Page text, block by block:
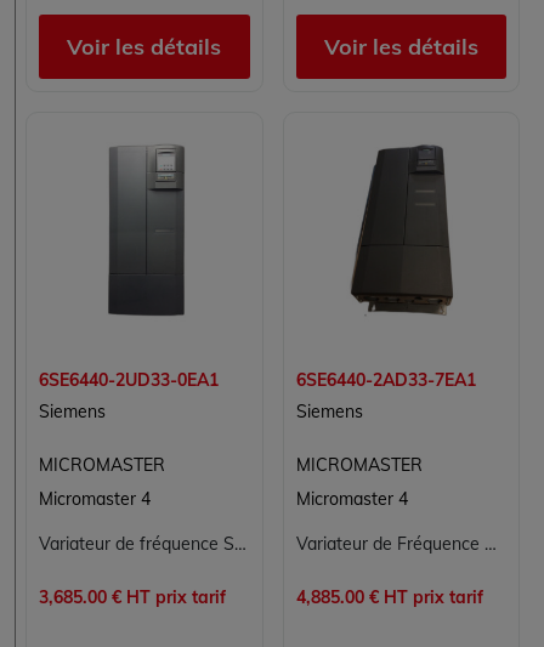
Voir les détails Voir les détails
6SE6440-2UD33-0EA1
Siemens
MICROMASTER
Micromaster 4
Variateur de fréquence SIEMENS MICROMASTER 440 6SE6440-2UD33-0EA1 30 kW, 380-480 V triphasé, pièce détachée industrielle
3,685.00 € HT prix tarif
6SE6440-2AD33-7EA1
Siemens
MICROMASTER
Micromaster 4
Variateur de Fréquence MICROMASTER 440 Siemens 6SE6440-2AD33-7EA1 - Conversion d'Énergie Optimisée
4,885.00 € HT prix tarif